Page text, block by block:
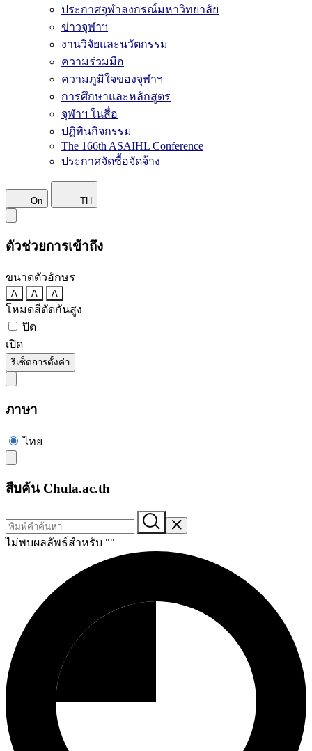
ประกาศจุฬาลงกรณ์มหาวิทยาลัย
ข่าวจุฬาฯ
งานวิจัยและนวัตกรรม
ความร่วมมือ
ความภูมิใจของจุฬาฯ
การศึกษาและหลักสูตร
จุฬาฯ ในสื่อ
ปฏิทินกิจกรรม
The 166th ASAIHL Conference
ประกาศจัดซื้อจัดจ้าง
On TH
ตัวช่วยการเข้าถึง
ขนาดตัวอักษร
A A A
โหมดสีตัดกันสูง
ปิด
เปิด
รีเซ็ตการตั้งค่า
ภาษา
ไทย
สืบค้น Chula.ac.th
ไม่พบผลลัพธ์สำหรับ ""